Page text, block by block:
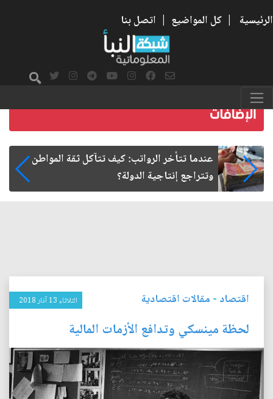
الرئيسية | كل المواضيع | اتصل بنا
صمت الطريق بعد الأربعين
اقتصاد - مقالات اقتصادية الثلاثاء 13 آذار 2018
لحظة مينسكي وتدافع الأزمات المالية